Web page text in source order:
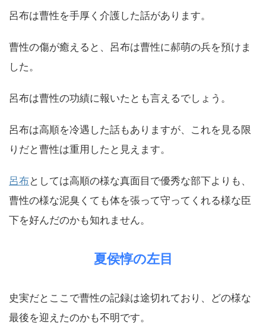
呂布は曹性を手厚く介護した話があります。
曹性の傷が癒えると、呂布は曹性に郝萌の兵を預けま
した。
呂布は曹性の功績に報いたとも言えるでしょう。
呂布は高順を冷遇した話もありますが、これを見る限
りだと曹性は重用したと見えます。
呂布としては高順の様な真面目で優秀な部下よりも、
曹性の様な泥臭くても体を張って守ってくれる様な臣
下を好んだのかも知れません。
夏侯惇の左目
史実だとここで曹性の記録は途切れており、どの様な
最後を迎えたのかも不明です。